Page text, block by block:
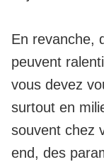
En revanche,
peuvent
vous devez
surtout en
souvent chez
end, des